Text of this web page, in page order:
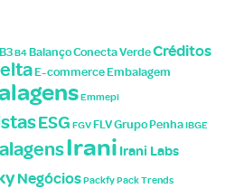
B3B4BalançoConecta VerdeCréditos
E-commerceEmbalagem
Emmepi
ESG FGVFLVGrupo PenhaIBGE
Irani Irani Labs
NegóciosPackfyPack Trends